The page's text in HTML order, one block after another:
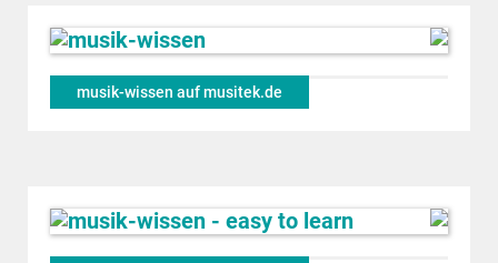
musik-wissen auf musitek.de